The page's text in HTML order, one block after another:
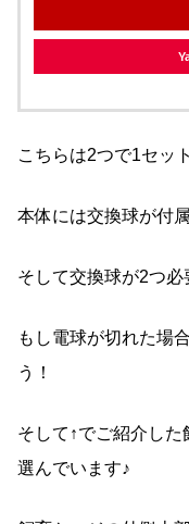
こちらは2つで1セット
本体には交換球が付
そして交換球が2つ必
もし電球が切れた場
う！
そして↑でご紹介し
選んでいます♪